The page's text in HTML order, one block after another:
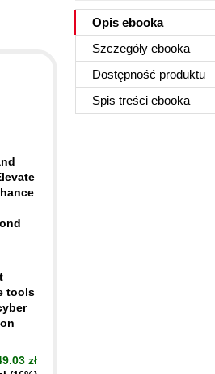
Opis ebooka
Szczegóły ebooka
Dostępność produktu
Spis treści ebooka
tools
zł